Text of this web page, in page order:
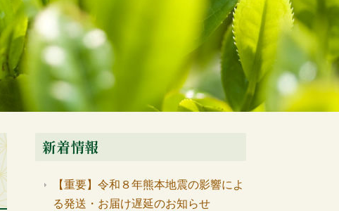
新着情報
【重要】令和８年熊本地震の影響によ
る発送・お届け遅延のお知らせ